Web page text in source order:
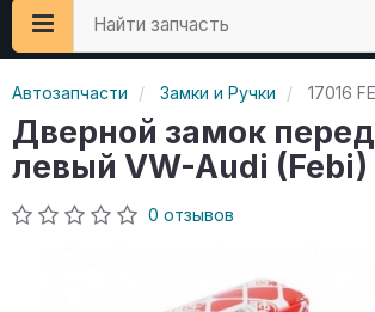
Найти запчасть
Автозапчасти Замки и Ручки 17016
Дверной замок
левый VW-Audi (Febi)
0 отзывов